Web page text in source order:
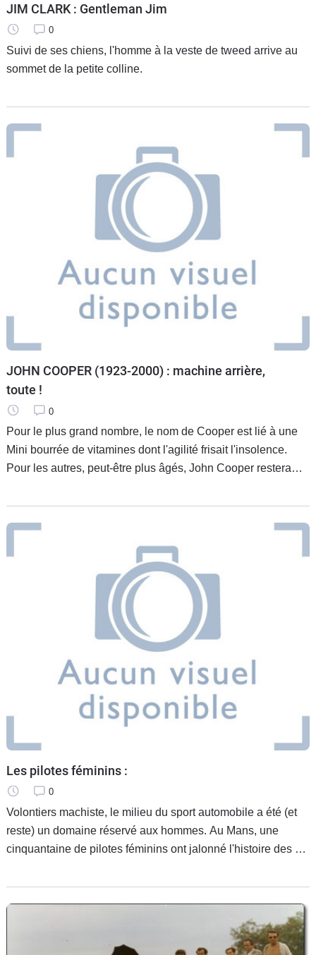
JIM CLARK : Gentleman Jim
0
Suivi de ses chiens, l'homme à la veste de tweed arrive au
sommet de la petite colline.
JOHN COOPER (1923-2000) : machine arrière,
toute !
0
Pour le plus grand nombre, le nom de Cooper est lié à une
Mini bourrée de vitamines dont l'agilité frisait l'insolence.
Pour les autres, peut-être plus âgés, John Cooper restera
chaleureux
Les pilotes féminins :
0
Volontiers machiste, le milieu du sport automobile a été (et
reste) un domaine réservé aux hommes. Au Mans, une
cinquantaine de pilotes féminins ont jalonné l'histoire des 24